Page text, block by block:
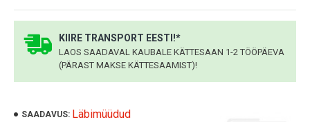
KIIRE TRANSPORT EESTI!*
LAOS SAADAVAL KAUBALE KÄTTESAAN 1-2 TÖÖPÄEVA
(PÄRAST MAKSE KÄTTESAAMIST)!
SAADAVUS: Läbimüüdud